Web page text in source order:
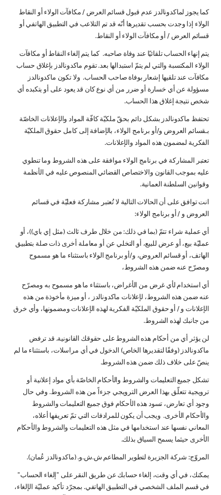
كما يجوز لماكدونالدز عدم قبول قسائم العرض / مكافآت الولاء أو النقاط
الولاء إذا وجدت بحسب تقديرها أنّه قد تم التلاعب في التطبيق الهاتفي أو
قسائم العرض / أو مكافآت الولاء أو النقاط.
يتم إنهاء الحساب تلقائيًا عند وفاة صاحبه. كما يتم إلغاء النقاط أو مكافآت
الولاء المكتسبة والتي لم يتمّ استبدالها بعد. تقوم ماكدونالدز بإغلاق حساب
مكافآت عند تلقيها إشعار بوفاة صاحب الحساب. ولا تكون ماكدونالدز
مسؤولة عن أي خسارة أو ضرر من أي نوع كان قد يعود على أو يتكبده أي
شخص نتيجة إغلاق هذا الحساب.
تحتفظ ماكدونالدز بشكل دائم بحقّ ملكيّة كافّة المواد والإعلانات الخاصّة
بـقسائم العروض و/أو برنامج الولاء، بالإضافة إلى كامل حقوق الملكيّة
الفكرية لمضمون هذه المواد والإعلانات.
تعتبر المشاركة في برنامج الولاء موافقة على هذه الشروط وما تنطوي
عليه بموجب القانون والاختصاص القضائي المنصوص عليه في الأنظمة
وقوانين السلطنة العمانية.
انت توافق على أن الحالات التالية لا تُعتبر مشاركة فعليّة في قسائم
العروض و / أو برنامج الولاء:
أي عملية شراء تتمّ (بما في ذلك: من خلال طرف ثالث (مثل إي باي))، أو
عمليّة بيع، أو عرض للبيع، أو التخلي عن أو معاملة أخرى ذات صلة بتطبيق
الهاتف، أو قسائم العروض، و/أو برنامج الولاء باستثناء ما هو مسموح
ومصرّح عنه ضمن هذه الشروط،
أي استخدام لأي غرض من الأغراض، باستثناء ما هو مسموح به ومصرّح
عنه ضمن هذه الشروط، لإعلانات ماكدونالدز ، أو ميزة مأخوذة من هذه
الإعلانات و / أو حقوق الملكيّة الفكرية لهذه الإعلانات ومضمونها، وأي خرق
من جانبك لهذه الشروط.
لن يؤثر أي من أحكام هذه الشروط على حقوقك القانونية. قد ترفض
ماكدونالدز (وفقًا لتقديرها الخاص) الدخول في أي مراسلات، باستثناء ما لم
ينصّ على خلاف ذلك ضمن هذه الشروط.
تشكل جميع التعليمات والشروط والأحكام الخاصّة بأي مواد إعلانية أو
ترويجية تتعلّق بهذا العرض الترويجي جزءاً من هذه الشروط. وفي حال
وجود أي تعارض، تسود هذه الأحكام فوق جميع التعليمات والشروط
والأحكام الأخرى. ويجب أن يكون للمرادفات التي تمّ تعريفها أعلاه،
المعاني نفسها عند استخدامها في مثل هذه التعليمات والشروط والأحكام
الأخرى حيثما يسمح السياق بذلك.
المروّج: شركة الجزيرة لتطوير المطاعم ش.ش.و. (ماكدونالدز عُمان).
يمكنك، في أي وقت، إلغاء حسابك عن طريق النقر على "إلغاء الحساب"
في قسم الملف الشخصي في التطبيق الهاتفي. بمجرّد تأكيد عمليّة الإلغاء،